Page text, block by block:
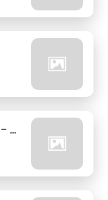
107. ШВЕПС БИТЕР ЛИМОН КЕН - 330МЛ.